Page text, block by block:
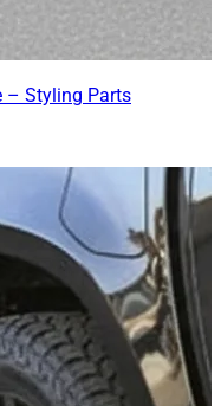
– Styling Parts